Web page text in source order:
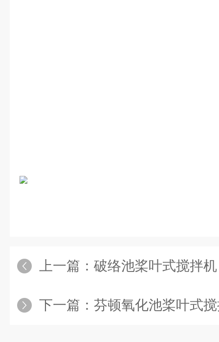
上一篇： 破络池桨叶式搅拌机
下一篇： 芬顿氧化池桨叶式